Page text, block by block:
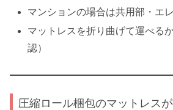
マンションの場合は共用部・エ
マットレスを折り曲げて運べる
認）
圧縮ロール梱包のマットレス